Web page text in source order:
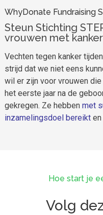
WhyDonate Fundraising
Steun Stichting
vrouwen met
Vechten tegen kanker
strijd dat we niet eens
wil er zijn voor vrouwen
het eerste jaar na de
gekregen. Ze hebben met
inzamelingsdoel bereikten
Hoe start je
Volg